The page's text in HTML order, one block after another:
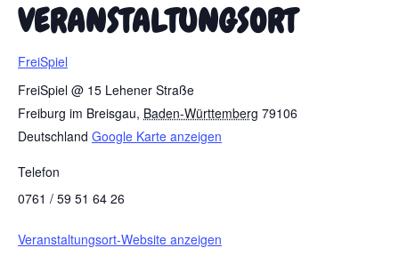
VERANSTALTUNGSORT
FreiSpiel
FreiSpiel @ 15 Lehener Straße
Freiburg im Breisgau, Baden-Württemberg 79106
Deutschland Google Karte anzeigen
Telefon
0761 / 59 51 64 26
Veranstaltungsort-Website anzeigen